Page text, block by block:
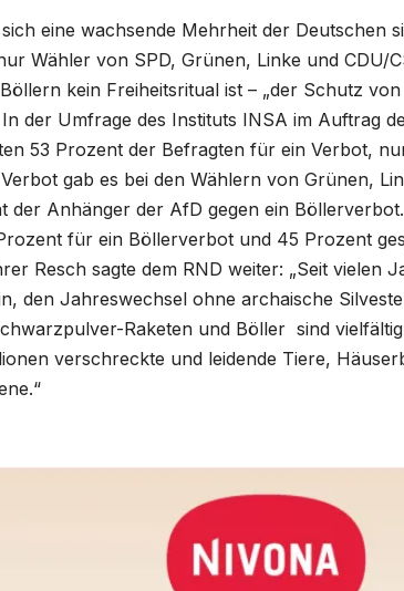
eine wachsende Mehrheit der Deutschen
Wähler von SPD, Grünen, Linke und CDU/
kein Freiheitsritual ist – „der Schutz
In der Umfrage des Instituts INSA im Auftrag
53 Prozent der Befragten für ein Verbot,
gab es bei den Wählern von Grünen,
der Anhänger der AfD gegen ein
für ein Böllerverbot und 45 Prozent
Resch sagte dem RND weiter: „Seit vielen
den Jahreswechsel ohne archaische
Raketen und Böller sind
verschreckte und leidende Tiere,